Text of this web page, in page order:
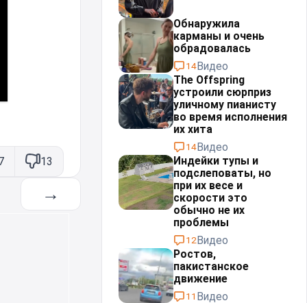
13
→
Обнаружила
карманы и очень
обрадовалась
14Видео
The Offspring
устроили сюрприз
уличному пианисту
во время исполнения
их хита
14Видео
Индейки тупы и
подслеповаты, но
при их весе и
скорости это
обычно не их
проблемы⁠⁠
12Видео
Ростов,
пакистанское
движение
11 Видео